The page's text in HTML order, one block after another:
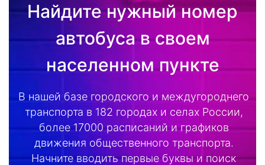
Найдите нужный номер
автобуса в своем
населенном пункте
В нашей базе городского и междугороднего
транспорта в 182 городах и селах России,
более 17000 расписаний и графиков
движения общественного транспорта.
Начните вводить первые буквы и поиск